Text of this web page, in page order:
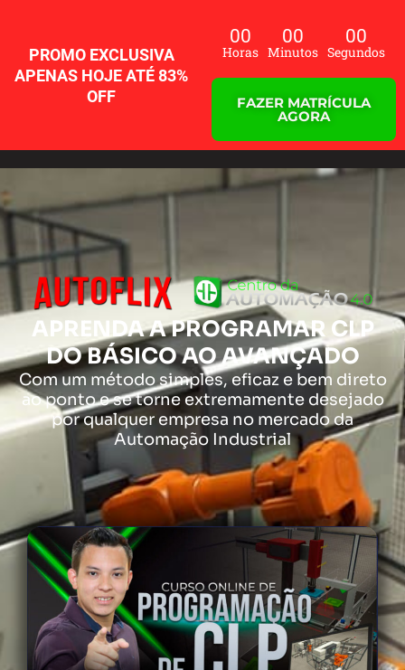
conteúdo
PROMO EXCLUSIVA
APENAS HOJE ATÉ 83%
OFF
00
Horas
00
Minutos
00
Segundos
FAZER MATRÍCULA
AGORA
APRENDA A PROGRAMAR CLP
DO BÁSICO AO AVANÇADO
Com um método simples, eficaz e bem direto
ao ponto e se torne extremamente desejado
por qualquer empresa no mercado da
Automação Industrial